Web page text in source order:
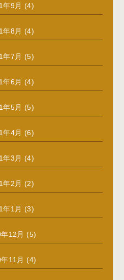
年9月 (4)
年8月 (4)
年7月 (5)
年6月 (4)
年5月 (5)
年4月 (6)
年3月 (4)
年2月 (2)
年1月 (3)
12月 (5)
11月 (4)